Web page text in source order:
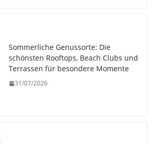
Sommerliche Genussorte: Die
schönsten Rooftops, Beach Clubs und
Terrassen für besondere Momente
31/07/2026